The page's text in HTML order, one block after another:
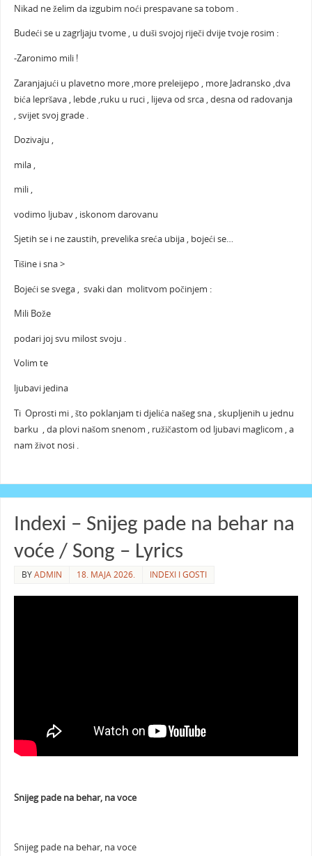
Nikad ne želim da izgubim noći prespavane sa tobom .
Budeći se u zagrljaju tvome , u duši svojoj riječi dvije tvoje rosim :
-Zaronimo mili !
Zaranjajući u plavetno more ,more preleijepo , more Jadransko ,dva
bića lepršava , lebde ,ruku u ruci , lijeva od srca , desna od radovanja
, svijet svoj grade .
Dozivaju ,
mila ,
mili ,
vodimo ljubav , iskonom darovanu
Sjetih se i ne zaustih, prevelika sreća ubija , bojeći se…
Tišine i sna >
Bojeći se svega , svaki dan molitvom počinjem :
Mili Bože
podari joj svu milost svoju .
Volim te
ljubavi jedina
Ti Oprosti mi , što poklanjam ti djelića našeg sna , skupljenih u jednu
barku , da plovi našom snenom , ružičastom od ljubavi maglicom , a
nam život nosi .
Indexi – Snijeg pade na behar na
voće / Song – Lyrics
BYADMIN 18. MAJA 2026. INDEXI I GOSTI
Snijeg pade na behar, na voce
Snijeg pade na behar, na voce